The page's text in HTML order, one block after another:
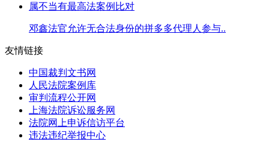
邓鑫法官允许无合法身份的拼多多代理人参与..
友情链接
中国裁判文书网
人民法院案例库
审判流程公开网
上海法院诉讼服务网
法院网上申诉信访平台
违法违纪举报中心